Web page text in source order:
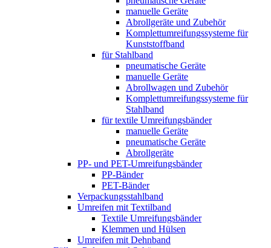
manuelle Geräte
Abrollgeräte und Zubehör
Komplettumreifungssysteme für
Kunststoffband
für Stahlband
pneumatische Geräte
manuelle Geräte
Abrollwagen und Zubehör
Komplettumreifungssysteme für
Stahlband
für textile Umreifungsbänder
manuelle Geräte
pneumatische Geräte
Abrollgeräte
PP- und PET-Umreifungsbänder
PP-Bänder
PET-Bänder
Verpackungsstahlband
Umreifen mit Textilband
Textile Umreifungsbänder
Klemmen und Hülsen
Umreifen mit Dehnband